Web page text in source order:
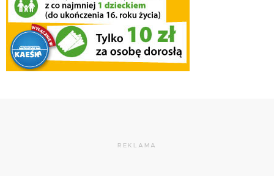
REKLAMA